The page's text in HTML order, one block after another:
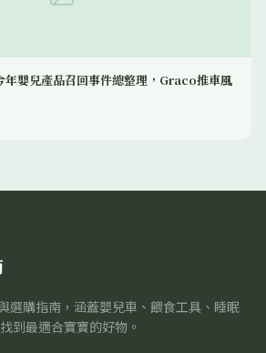
年嬰兒產品召回事件總整理，Graco推車風
選購指南，涵蓋嬰兒車、餵食工具、睡眠
到最適合寶寶的好物。